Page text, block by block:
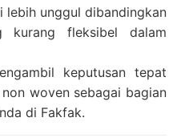
lebih unggul dibandingkan
kurang fleksibel dalam
keputusan tepat
woven sebagai bagian
di Fakfak.